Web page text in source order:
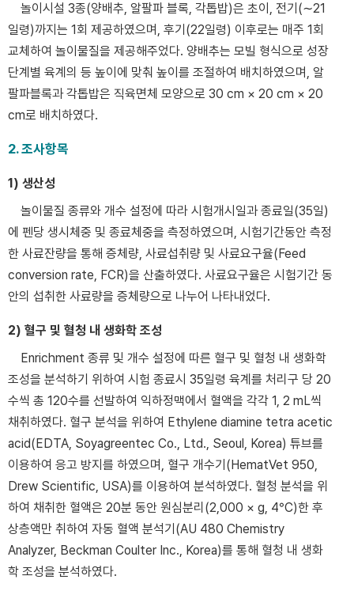
놀이시설 3종(양배추, 알팔파 블록, 각톱밥)은 초이, 전기(∼21
일령)까지는 1회 제공하였으며, 후기(22일령) 이후로는 매주 1회
교체하여 놀이물질을 제공해주었다. 양배추는 모빌 형식으로 성장
단계별 육계의 등 높이에 맞춰 높이를 조절하여 배치하였으며, 알
팔파블록과 각톱밥은 직육면체 모양으로 30 cm × 20 cm × 20
cm로 배치하였다.
2. 조사항목
1) 생산성
놀이물질 종류와 개수 설정에 따라 시험개시일과 종료일(35일)
에 펜당 생시체중 및 종료체중을 측정하였으며, 시험기간동안 측정
한 사료잔량을 통해 증체량, 사료섭취량 및 사료요구율(Feed
conversion rate, FCR)을 산출하였다. 사료요구율은 시험기간 동
안의 섭취한 사료량을 증체량으로 나누어 나타내었다.
2) 혈구 및 혈청 내 생화학 조성
Enrichment 종류 및 개수 설정에 따른 혈구 및 혈청 내 생화학
조성을 분석하기 위하여 시험 종료시 35일령 육계를 처리구 당 20
수씩 총 120수를 선발하여 익하정맥에서 혈액을 각각 1, 2 mL씩
채취하였다. 혈구 분석을 위하여 Ethylene diamine tetra acetic
acid(EDTA, Soyagreentec Co., Ltd., Seoul, Korea) 튜브를
이용하여 응고 방지를 하였으며, 혈구 개수기(HematVet 950,
Drew Scientific, USA)를 이용하여 분석하였다. 혈청 분석을 위
하여 채취한 혈액은 20분 동안 원심분리(2,000 × g, 4°C)한 후
상층액만 취하여 자동 혈액 분석기(AU 480 Chemistry
Analyzer, Beckman Coulter Inc., Korea)를 통해 혈청 내 생화
학 조성을 분석하였다.